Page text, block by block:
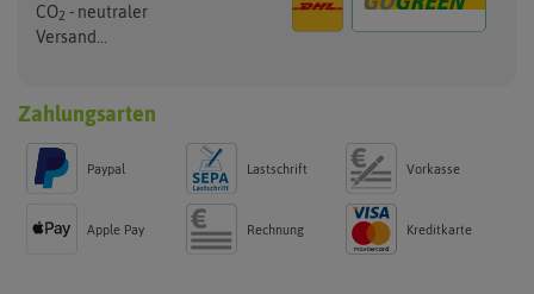
CO2 - neutraler
Versand...
Zahlungsarten
Paypal Lastschrift Vorkasse
Apple Pay Rechnung Kreditkarte